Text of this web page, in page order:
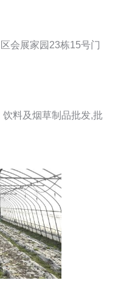
会展家园23栋15号门
料及烟草制品批发,批